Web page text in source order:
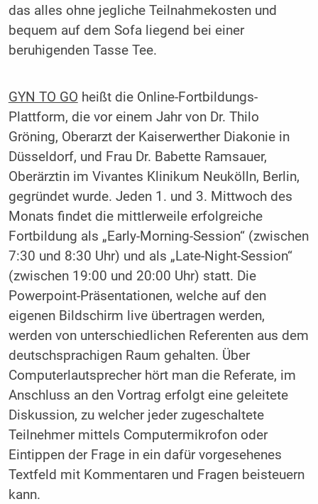
das alles ohne jegliche Teilnahmekosten und
bequem auf dem Sofa liegend bei einer
beruhigenden Tasse Tee.
GYN TO GO heißt die Online-Fortbildungs-
Plattform, die vor einem Jahr von Dr. Thilo
Gröning, Oberarzt der Kaiserwerther Diakonie in
Düsseldorf, und Frau Dr. Babette Ramsauer,
Oberärztin im Vivantes Klinikum Neukölln, Berlin,
gegründet wurde. Jeden 1. und 3. Mittwoch des
Monats findet die mittlerweile erfolgreiche
Fortbildung als „Early-Morning-Session“ (zwischen
7:30 und 8:30 Uhr) und als „Late-Night-Session“
(zwischen 19:00 und 20:00 Uhr) statt. Die
Powerpoint-Präsentationen, welche auf den
eigenen Bildschirm live übertragen werden,
werden von unterschiedlichen Referenten aus dem
deutschsprachigen Raum gehalten. Über
Computerlautsprecher hört man die Referate, im
Anschluss an den Vortrag erfolgt eine geleitete
Diskussion, zu welcher jeder zugeschaltete
Teilnehmer mittels Computermikrofon oder
Eintippen der Frage in ein dafür vorgesehenes
Textfeld mit Kommentaren und Fragen beisteuern
kann.